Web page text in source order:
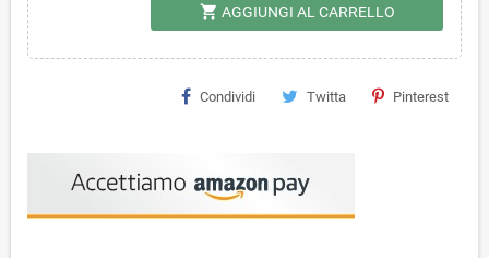
shopping_cart AGGIUNGI AL CARRELLO
Condividi Twitta Pinterest